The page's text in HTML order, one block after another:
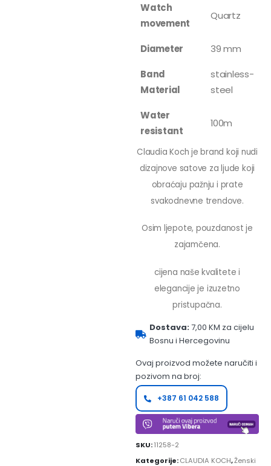
Watch
movement
Quartz
Diameter
39 mm
Band
Material
stainless-
steel
Water
resistant
100m
Claudia Koch je brand koji nudi
dizajnove satove za ljude koji
obraćaju pažnju i prate
svakodnevne trendove.
Osim ljepote, pouzdanost je
zajamčena.
cijena naše kvalitete i
elegancije je izuzetno
pristupačna.
Dostava:7,00 KM za cijelu
Bosnu i Hercegovinu
Ovaj proizvod možete naručiti i
pozivom na broj:
+387 61 042 588
SKU:11258-2
Kategorije:CLAUDIA KOCH,Ženski